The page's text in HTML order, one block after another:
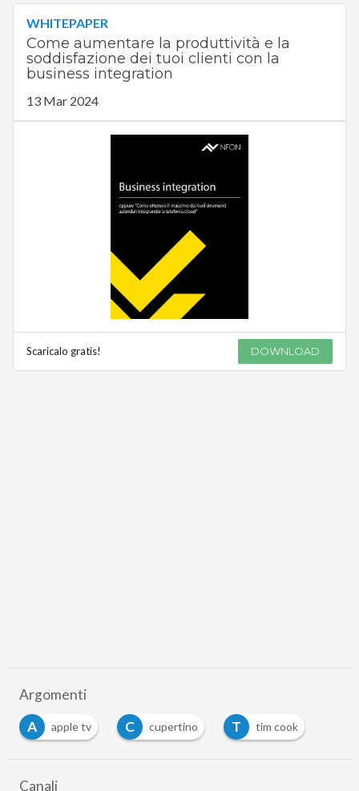
WHITEPAPER
Come aumentare la produttività e la
soddisfazione dei tuoi clienti con la
business integration
13 Mar 2024
Scaricalo gratis! DOWNLOAD
Argomenti
A
apple tv C cupertino T tim cook
Canali